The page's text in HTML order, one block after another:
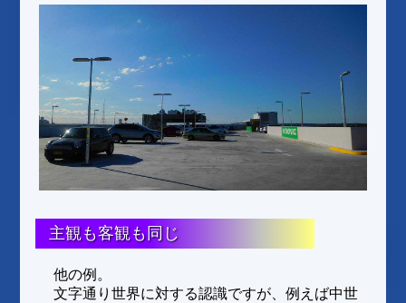
主観も客観も同じ
他の例。
文字通り世界に対する認識ですが、例えば中世